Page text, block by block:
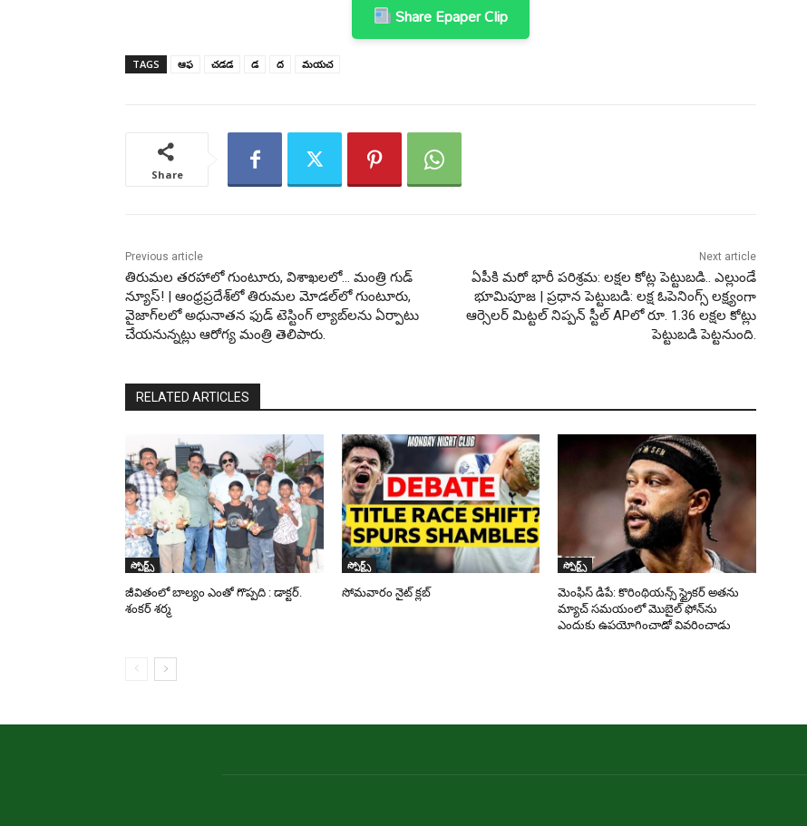
Share Epaper Clip
TAGS ఆఫ చడడ డ ద మయచ
Share
Previous article
తిరుమల తరహాలో గుంటూరు, విశాఖలలో… మంత్రి గుడ్
న్యూస్! | ఆంధ్రప్రదేశ్‌లో తిరుమల మోడల్‌లో గుంటూరు,
వైజాగ్‌లలో అధునాతన ఫుడ్ టెస్టింగ్ ల్యాబ్‌లను ఏర్పాటు
చేయనున్నట్లు ఆరోగ్య మంత్రి తెలిపారు.
Next article
ఏపీకి మరో భారీ పరిశ్రమ: లక్షల కోట్ల పెట్టుబడి.. ఎల్లుండే
భూమిపూజ | ప్రధాన పెట్టుబడి: లక్ష ఓపెనింగ్స్ లక్ష్యంగా
ఆర్సెలర్ మిట్టల్ నిప్పన్ స్టీల్ APలో రూ. 1.36 లక్షల కోట్లు
పెట్టుబడి పెట్టనుంది.
RELATED ARTICLES
స్పోర్ట్స్
జీవితంలో బాల్యం ఎంతో గొప్పది : డాక్టర్.
శంకర్ శర్మ
స్పోర్ట్స్
సోమవారం నైట్ క్లబ్
స్పోర్ట్స్
మెంఫిస్ డిపే: కొరింథియన్స్ స్ట్రైకర్ అతను
మ్యాచ్ సమయంలో మొబైల్ ఫోన్‌ను
ఎందుకు ఉపయోగించాడో వివరించాడు